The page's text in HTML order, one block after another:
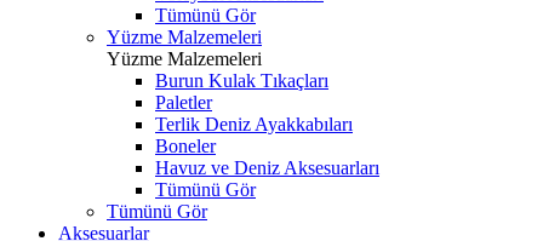
Tümünü Gör
Yüzme Malzemeleri
Yüzme Malzemeleri
Burun Kulak Tıkaçları
Paletler
Terlik Deniz Ayakkabıları
Boneler
Havuz ve Deniz Aksesuarları
Tümünü Gör
Tümünü Gör
Aksesuarlar